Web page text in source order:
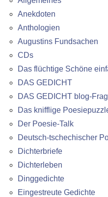
Anekdoten
Anthologien
Augustins Fundsachen
CDs
Das flüchtige Schöne
DAS GEDICHT
DAS GEDICHT blog-
Das knifflige
Der Poesie-Talk
Deutsch-tschechischer
Dichterbriefe
Dichterleben
Dinggedichte
Eingestreute Gedichte